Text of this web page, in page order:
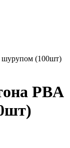
шурупом (100шт)
PBA